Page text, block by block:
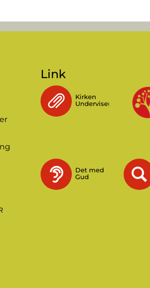
Link
Kirken
Underviser
Det med
Gud